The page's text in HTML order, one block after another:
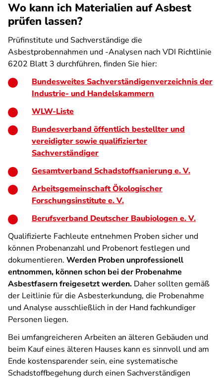
Wo kann ich Materialien auf Asbest
prüfen lassen?
Prüfinstitute und Sachverständige die
Asbestprobennahmen und -Analysen nach VDI Richtlinie
6202 Blatt 3 durchführen, finden Sie hier:
Bundesweites Sachverständigenverzeichnis der
Industrie- und Handelskammern
WLW-Liste
Bundesverband öffentlich bestellter und
vereidigter sowie qualifizierter
Sachverständiger
Gesamtverband Schadstoffsanierung e. V.
Arbeitsgemeinschaft Ökologischer
Forschungsinstitute e. V.
Berufsverband Deutscher Baubiologen e. V.
Qualifizierte Fachleute entnehmen Proben sicher und
können Probenanzahl und Probenort festlegen und
dokumentieren. Werden Proben unprofessionell
entnommen, können schon bei der Probenahme
Asbestfasern freigesetzt werden. Daher sollten gemäß
der Leitlinie für die Asbesterkundung, die Probenahme
und Analyse ausschließlich in der Hand fachkundiger
Personen liegen.
Bei umfangreicheren Arbeiten an älteren Gebäuden und
beim Kauf eines älteren Hauses kann es sinnvoll und am
Ende kostensparender sein, eine systematische
Schadstoffbegehung durch einen Sachverständigen